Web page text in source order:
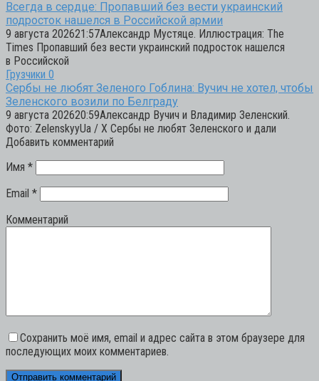
Всегда в сердце: Пропавший без вести украинский
подросток нашелся в Российской армии
9 августа 202621:57Александр Мустяце. Иллюстрация: The
Times Пропавший без вести украинский подросток нашелся
в Российской
Грузчики 0
Сербы не любят Зеленого Гоблина: Вучич не хотел, чтобы
Зеленского возили по Белграду
9 августа 202620:59Александр Вучич и Владимир Зеленский.
Фото: ZelenskyyUa / X Сербы не любят Зеленского и дали
Добавить комментарий
Имя *
Email *
Комментарий
Сохранить моё имя, email и адрес сайта в этом браузере для
последующих моих комментариев.